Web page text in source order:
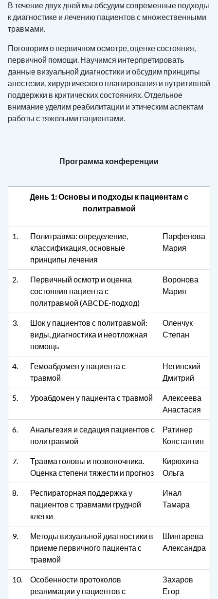
В течение двух дней мы обсудим современные подходы
к диагностике и лечению пациентов с множественными
травмами.
Поговорим о первичном осмотре, оценке состояния,
первичной помощи. Научимся интерпретировать
данные визуальной диагностики и обсудим принципы
анестезии, хирургического планирования и нутритивной
поддержки в критических состояниях. Отдельное
внимание уделим реабилитации и этическим аспектам
работы с тяжелыми пациентами.
Программа конференции
День 1: Основы и подходы к пациентам с
политравмой
1.
Политравма: определение,
классификация, основные
принципы лечения
Парфенова
Мария
2.
Первичный осмотр и оценка
состояния пациента с
политравмой (ABCDE-подход)
Воронова
Мария
3.
Шок у пациентов с политравмой:
виды, диагностика и неотложная
помощь
Оленчук
Степан
4.
Гемоабдомен у пациента с
травмой
Негинский
Дмитрий
5. Уроабдомен у пациента с травмой
Алексеева
Анастасия
6.
Анальгезия и седация пациентов с
политравмой
Ратинер
Константин
7.
Травма головы и позвоночника.
Оценка степени тяжести и прогноз
Кирюхина
Ольга
8.
Респираторная поддержка у
пациентов с травмами грудной
клетки
Инал
Тамара
9.
Методы визуальной диагностики в
приеме первичного пациента с
травмой
Шингарева
Александра
10.
Особенности протоколов
реанимации у пациентов с
Захаров
Егор